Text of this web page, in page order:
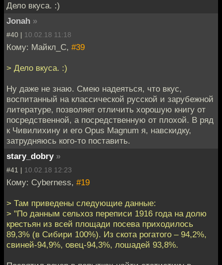
Дело вкуса. :)
Jonah »
#40 | 10.02.18 11:18
Кому: Майкл_С, #39
> Дело вкуса. :)
Ну даже не знаю. Смею надеяться, что вкус,
воспитанный на классической русской и зарубежной
литературе, позволяет отличить хорошую книгу от
посредственной, а посредственную от плохой. В ряд
к Чивилихину и его Opus Magnum я, навскидку,
затрудняюсь кого-то поставить.
stary_dobry »
#41 | 10.02.18 12:23
Кому: Cyberness, #19
> Там приведены следующие данные:
> "По данным сельхоз переписи 1916 года на долю
крестьян из всей площади посева приходилось
89,3% (в Сибири 100%). Из скота рогатого – 94,2%,
свиней-94,9%, овец-94,3%, лошадей 93,8%.